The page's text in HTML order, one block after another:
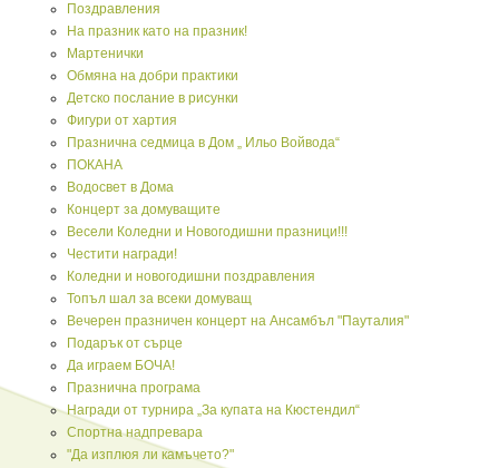
Поздравления
На празник като на празник!
Мартенички
Обмяна на добри практики
Детско послание в рисунки
Фигури от хартия
Празнична седмица в Дом „ Ильо Войвода“
ПОКАНА
Водосвет в Дома
Концерт за домуващите
Весели Коледни и Новогодишни празници!!!
Честити награди!
Коледни и новогодишни поздравления
Топъл шал за всеки домуващ
Вечерен празничен концерт на Ансамбъл "Пауталия"
Подарък от сърце
Да играем БОЧА!
Празнична програма
Награди от турнира „За купата на Кюстендил“
Спортна надпревара
"Да изплюя ли камъчето?"